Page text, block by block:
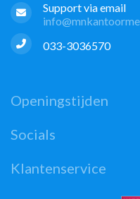
Support via email
033-3036570
Openingstijden
Socials
Klantenservice